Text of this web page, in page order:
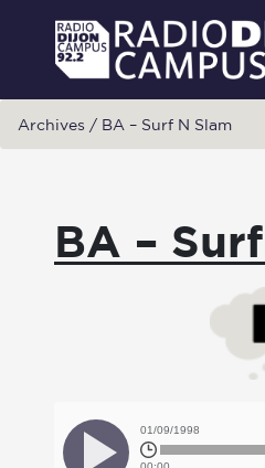
Archives / BA – Surf N Slam
BA –
01/09/1998